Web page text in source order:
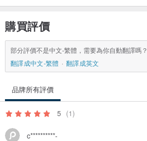
購買評價
部分評價不是中文-繁體，需要為你自動翻譯嗎？
翻譯成中文-繁體
翻譯成英文
品牌所有評價
5 (1)
c**********-